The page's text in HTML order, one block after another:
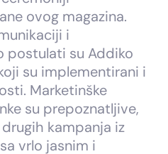
ovog magazina.
i
postulati su Addiko
su implementirani i
Marketinške
su prepoznatljive,
kampanja iz
vrlo jasnim i